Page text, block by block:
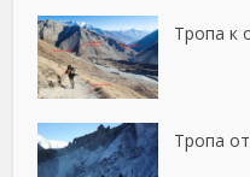
Тропа к
Тропа